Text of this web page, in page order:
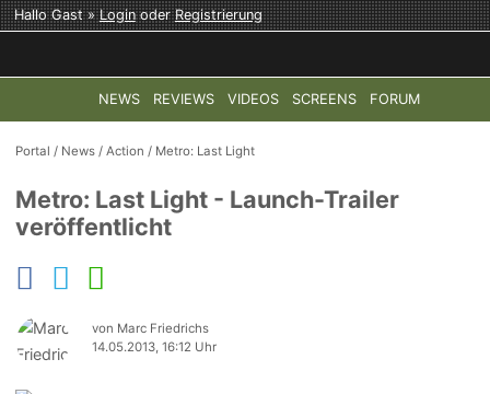
Hallo Gast »LoginoderRegistrierung
NEWS REVIEWS VIDEOS SCREENS FORUM
TOP-THEMEN: COD: MODERN WARFARE 4 HALO:
Portal / News /Action / Metro: Last Light
Metro: Last Light - Launch-Trailer
veröffentlicht
von Marc Friedrichs
14.05.2013, 16:12 Uhr